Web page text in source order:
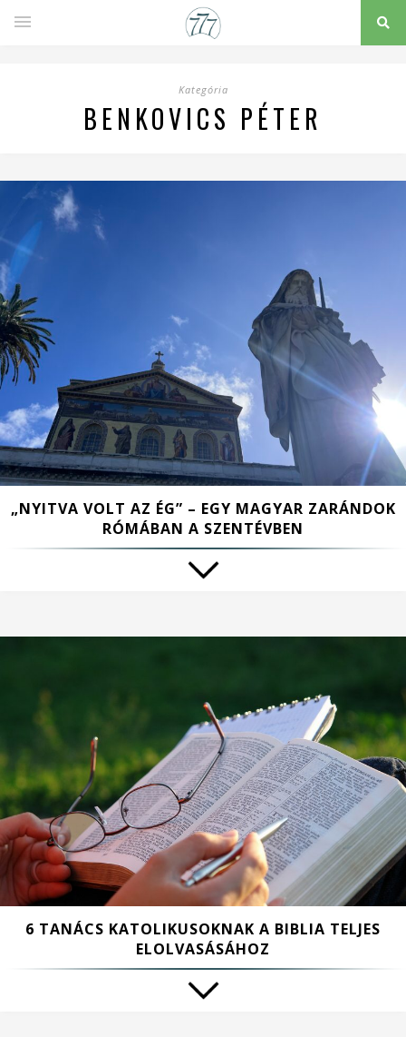
Kategória
BENKOVICS PÉTER
„NYITVA VOLT AZ ÉG” – EGY MAGYAR ZARÁNDOK
RÓMÁBAN A SZENTÉVBEN
6 TANÁCS KATOLIKUSOKNAK A BIBLIA TELJES
ELOLVASÁSÁHOZ